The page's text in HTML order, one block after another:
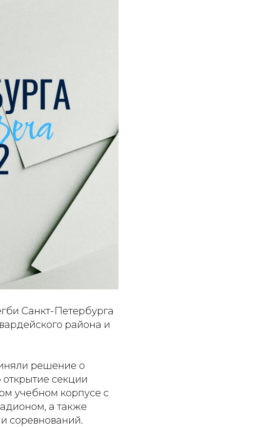
Санкт-Петербурга
района и
решение о
открытие секции
учебном корпусе с
а также
соревнований.